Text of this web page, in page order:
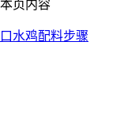
本页内容
口水鸡配料步骤